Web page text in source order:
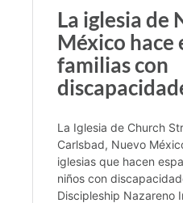
La iglesia de
México hace
familias con
La Iglesia de Church
Carlsbad, Nuevo
iglesias que hacen
niños con
Discipleship Nazareno